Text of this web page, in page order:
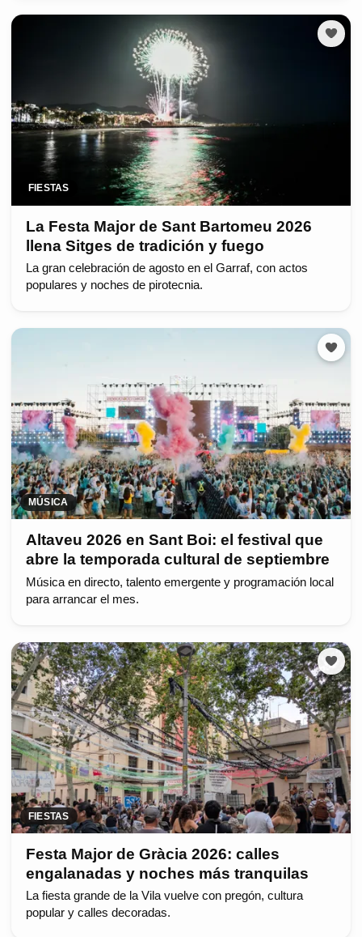
FIESTAS
La Festa Major de Sant Bartomeu 2026
llena Sitges de tradición y fuego
La gran celebración de agosto en el Garraf, con actos
populares y noches de pirotecnia.
MÚSICA
Altaveu 2026 en Sant Boi: el festival que
abre la temporada cultural de septiembre
Música en directo, talento emergente y programación local
para arrancar el mes.
FIESTAS
Festa Major de Gràcia 2026: calles
engalanadas y noches más tranquilas
La fiesta grande de la Vila vuelve con pregón, cultura
popular y calles decoradas.